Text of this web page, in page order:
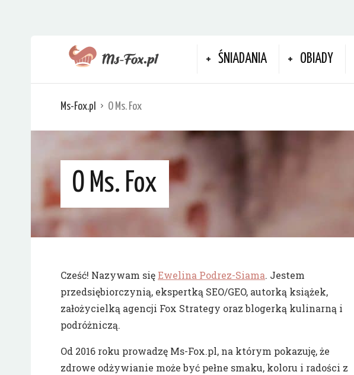
ŚNIADANIA OBIADY
Ms-Fox.pl O Ms. Fox
O Ms. Fox
Cześć! Nazywam sięEwelina Podrez-Siama. Jestem
przedsiębiorczynią, ekspertką SEO/GEO, autorką książek,
założycielką agencji Fox Strategy oraz blogerką kulinarną i
podróżniczą.
Od 2016 roku prowadzę Ms-Fox.pl, na którym pokazuję, że
zdrowe odżywianie może być pełne smaku, koloru i radości z